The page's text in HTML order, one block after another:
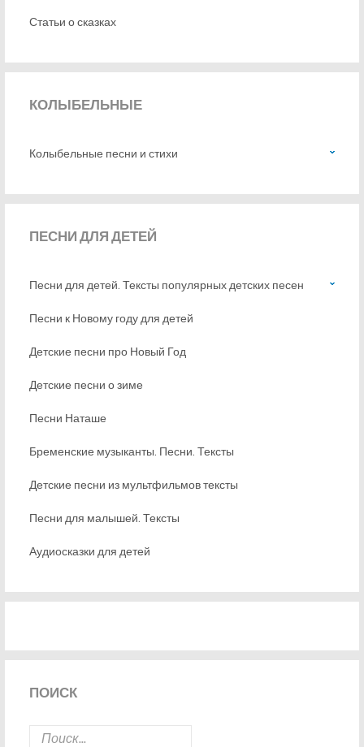
Статьи о сказках
КОЛЫБЕЛЬНЫЕ
Колыбельные песни и стихи
ПЕСНИДЛЯ ДЕТЕЙ
Песни для детей. Тексты популярных детских песен
Песни к Новому году для детей
Детские песни про Новый Год
Детские песни о зиме
Песни Наташе
Бременские музыканты. Песни. Тексты
Детские песни из мультфильмов тексты
Песни для малышей. Тексты
Аудиосказки для детей
ПОИСК